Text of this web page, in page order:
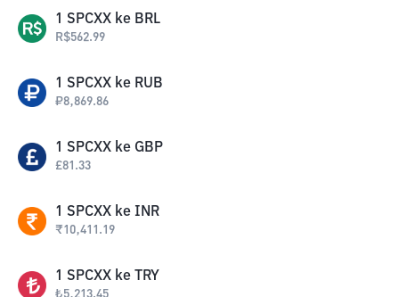
1 SPCXX ke BRL
R$562.99
1 SPCXX ke RUB
₽8,869.86
1 SPCXX ke GBP
£81.33
1 SPCXX ke INR
₹10,411.19
1 SPCXX ke TRY
₺5,213.45